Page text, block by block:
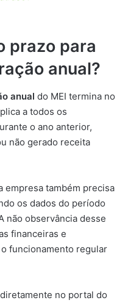
prazo para
anual?
anual do MEI termina no
a todos os
o ano anterior,
não gerado receita
empresa também precisa
os dados do período
não observância desse
financeiras e
funcionamento regular
no portal do